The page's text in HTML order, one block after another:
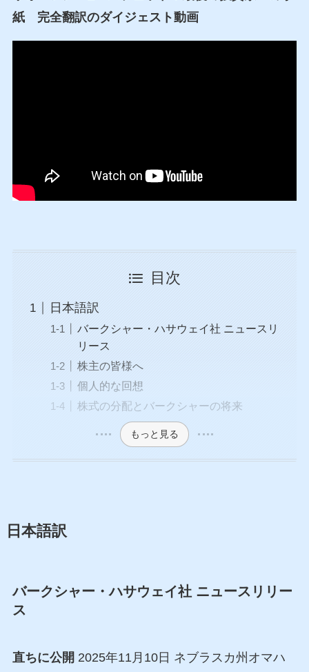
紙 完全翻訳のダイジェスト動画
目次
日本語訳
バークシャー・ハサウェイ社 ニュースリ
リース
株主の皆様へ
個人的な回想
株式の分配とバークシャーの将来
もっと見る
日本語訳
バークシャー・ハサウェイ社 ニュースリリー
ス
直ちに公開 2025年11月10日 ネブラスカ州オマハ